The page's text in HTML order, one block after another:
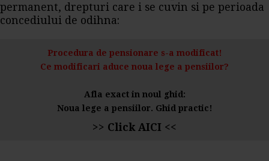
permanent, drepturi care i se cuvin si pe perioada
concediului de odihna:
Procedura de pensionare s-a modificat!
Ce modificari aduce noua lege a pensiilor?
Afla exact in noul ghid:
Noua lege a pensiilor. Ghid practic!
>> Click AICI <<